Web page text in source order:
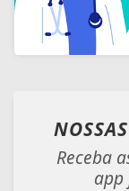
Receba
app